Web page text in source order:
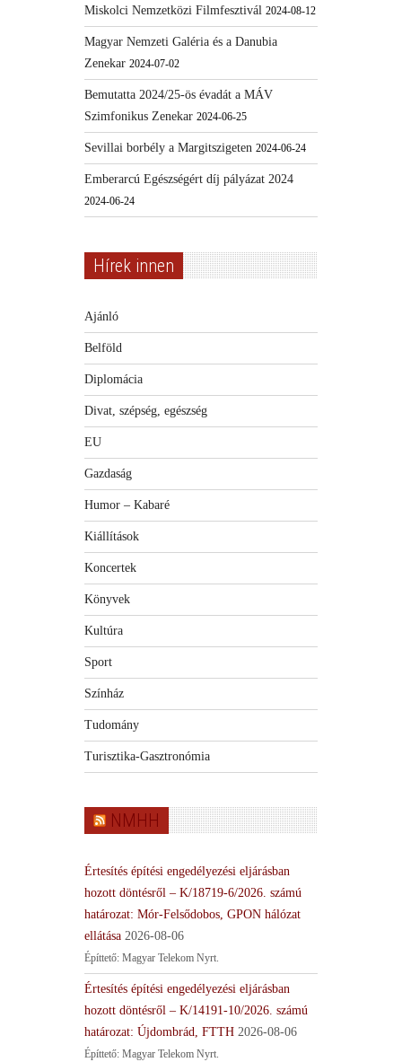
Miskolci Nemzetközi Filmfesztivál 2024-08-12
Magyar Nemzeti Galéria és a Danubia
Zenekar 2024-07-02
Bemutatta 2024/25-ös évadát a MÁV
Szimfonikus Zenekar 2024-06-25
Sevillai borbély a Margitszigeten 2024-06-24
Emberarcú Egészségért díj pályázat 2024
2024-06-24
Hírek innen
Ajánló
Belföld
Diplomácia
Divat, szépség, egészség
EU
Gazdaság
Humor – Kabaré
Kiállítások
Koncertek
Könyvek
Kultúra
Sport
Színház
Tudomány
Turisztika-Gasztronómia
NMHH
Értesítés építési engedélyezési eljárásban
hozott döntésről – K/18719-6/2026. számú
határozat: Mór-Felsődobos, GPON hálózat
ellátása 2026-08-06
Építtető: Magyar Telekom Nyrt.
Értesítés építési engedélyezési eljárásban
hozott döntésről – K/14191-10/2026. számú
határozat: Újdombrád, FTTH 2026-08-06
Építtető: Magyar Telekom Nyrt.